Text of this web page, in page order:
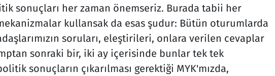
sonuçları her zaman önemseriz. Burada tabii her
kullansak da esas şudur: Bütün oturumlarda
soruları, eleştirileri, onlara verilen cevaplar
sonraki bir, iki ay içerisinde bunlar tek tek
sonuçların çıkarılması gerektiği MYK'mızda,